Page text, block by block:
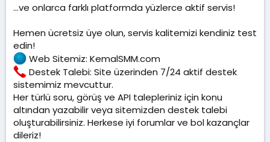
...ve onlarca farklı platformda yüzlerce aktif servis!
Hemen ücretsiz üye olun, servis kalitemizi kendiniz test
edin!
Web Sitemiz: KemalSMM.com
Destek Talebi: Site üzerinden 7/24 aktif destek
sistemimiz mevcuttur.
Her türlü soru, görüş ve API talepleriniz için konu
altından yazabilir veya sitemizden destek talebi
oluşturabilirsiniz. Herkese iyi forumlar ve bol kazançlar
dileriz!